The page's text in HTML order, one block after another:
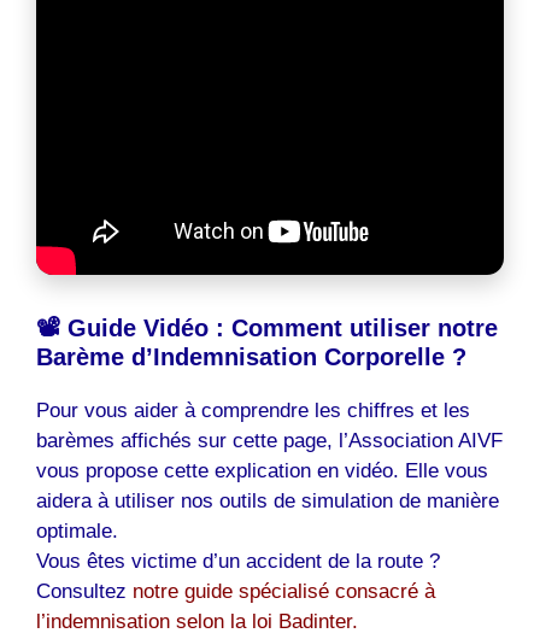
📽️ Guide Vidéo : Comment utiliser notre
Barème d’Indemnisation Corporelle ?
Pour vous aider à comprendre les chiffres et les
barèmes affichés sur cette page, l’Association AIVF
vous propose cette explication en vidéo. Elle vous
aidera à utiliser nos outils de simulation de manière
optimale.
Vous êtes victime d’un accident de la route ?
Consultez notre guide spécialisé consacré à
l’indemnisation selon la loi Badinter.